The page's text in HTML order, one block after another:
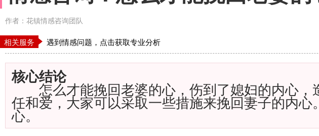
作者：花镇情感咨询团队
相关服务 遇到情感问题，点击获取专业分析
核心结论
怎么才能挽回老婆的心，伤到了媳妇的内心，
任和爱，大家可以采取一些措施来挽回妻子的内
心。